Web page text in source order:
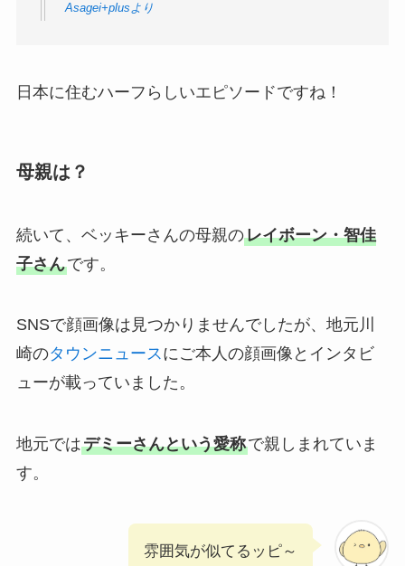
Asagei+plusより
日本に住むハーフらしいエピソードですね！
母親は？
続いて、ベッキーさんの母親のレイボーン・智佳
子さんです。
SNSで顔画像は見つかりませんでしたが、地元川
崎のタウンニュースにご本人の顔画像とインタビ
ューが載っていました。
地元ではデミーさんという愛称で親しまれていま
す。
雰囲気が似てるッピ～